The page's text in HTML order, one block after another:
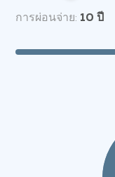
การผ่อนจ่าย: 10 ปี